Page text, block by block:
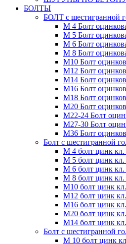
БОЛТЫ
БОЛТ с шестигранной
М 4 Болт
М 5 Болт
М 6 Болт
М 8 Болт
М10 Болт
М12 Болт
М14 Болт
М16 Болт
М18 Болт
М20 Болт
М22-24 Болт
М27-30 Болт
М36 Болт
Болт с шестигранной
М 4 болт цинк кл.
М 5 болт цинк кл.
М 6 болт цинк кл.
М 8 болт цинк кл.
М10 болт цинк
М12 болт цинк
М16 болт цинк
М20 болт цинк
М14 болт цинк
Болт с шестигранной
М 10 болт цинк